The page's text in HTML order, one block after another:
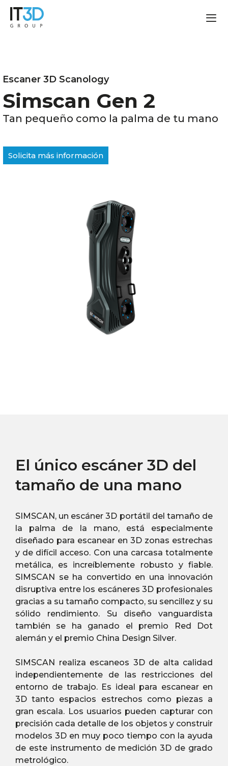
Escaner 3D Scanology
Simscan Gen 2
Tan pequeño como la palma de tu mano
Solicita más información
El único escáner 3D del
tamaño de una mano
SIMSCAN, un escáner 3D portátil del tamaño de
la palma de la mano, está especialmente
diseñado para escanear en 3D zonas estrechas
y de difícil acceso. Con una carcasa totalmente
metálica, es increíblemente robusto y fiable.
SIMSCAN se ha convertido en una innovación
disruptiva entre los escáneres 3D profesionales
gracias a su tamaño compacto, su sencillez y su
sólido rendimiento. Su diseño vanguardista
también se ha ganado el premio Red Dot
alemán y el premio China Design Silver.
SIMSCAN realiza escaneos 3D de alta calidad
independientemente de las restricciones del
entorno de trabajo. Es ideal para escanear en
3D tanto espacios estrechos como piezas a
gran escala. Los usuarios pueden capturar con
precisión cada detalle de los objetos y construir
modelos 3D en muy poco tiempo con la ayuda
de este instrumento de medición 3D de grado
metrológico.